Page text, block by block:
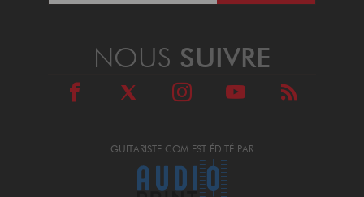
GUITARISTE.COM EST ÉDITÉ PAR
NOUS SUIVRE